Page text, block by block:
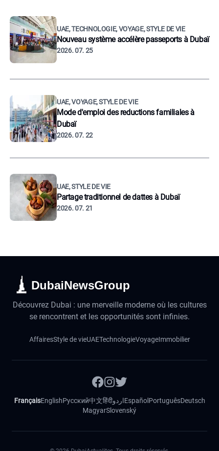
UAE, TECHNOLOGIE, VOYAGE, STYLE DE VIE
Nouveau système accélère passeports à Dubaï
2026. 07. 25
UAE, VOYAGE, STYLE DE VIE
Mode d'emploi des reductions familiales à
Dubaï
2026. 07. 22
UAE, STYLE DE VIE
Partage traditionnel de dattes à Dubaï
2026. 07. 21
DubaiNewsGroup
Découvrez Dubai : une merveille moderne où les cultures
se rencontrent et les opportunités sont infinies.
AffairesStyle de vieUAETechnologieVoyageImmobilier
FrançaisEnglishРусский中文हिंदीاردوEspañol PortuguêsDeutsch
MagyarSlovenský